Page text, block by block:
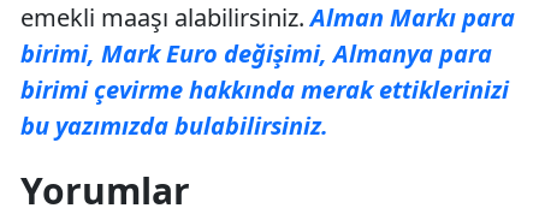
emekli maaşı alabilirsiniz.Alman Markı para
birimi, Mark Euro değişimi, Almanya para
birimi çevirme hakkında merak ettiklerinizi
bu yazımızda bulabilirsiniz.
Yorumlar